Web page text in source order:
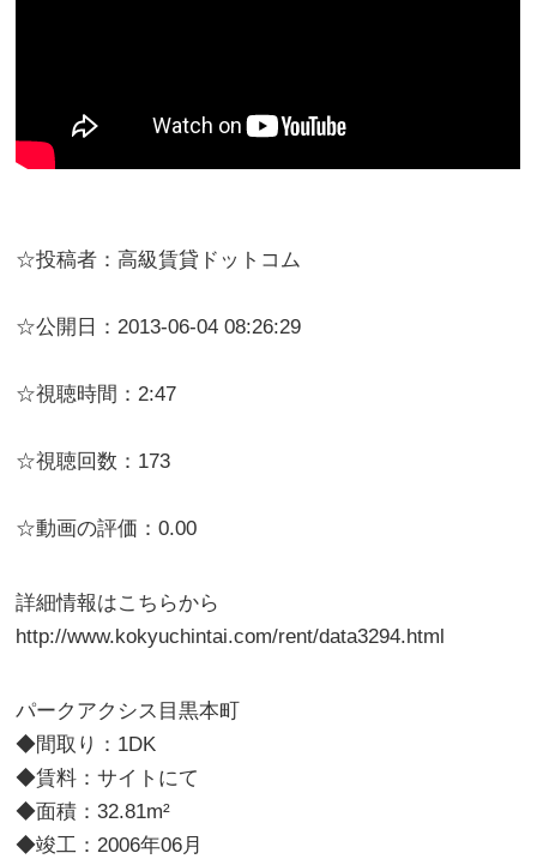
☆投稿者：高級賃貸ドットコム
☆公開日：2013-06-04 08:26:29
☆視聴時間：2:47
☆視聴回数：173
☆動画の評価：0.00
詳細情報はこちらから
http://www.kokyuchintai.com/rent/data3294.html
パークアクシス目黒本町
◆間取り：1DK
◆賃料：サイトにて
◆面積：32.81m²
◆竣工：2006年06月